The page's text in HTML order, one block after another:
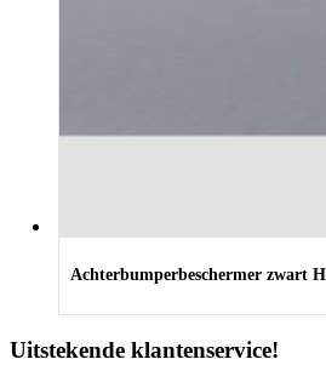
Achterbumperbeschermer zwart
Uitstekende klantenservice!